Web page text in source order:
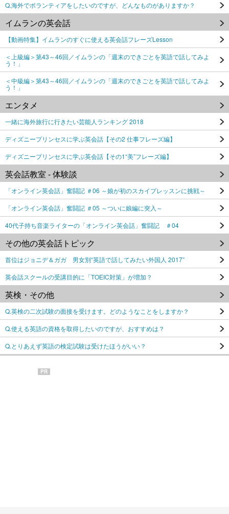
Q.海外でボランティアをしたいのですが、どんなものがありますか？
イムランの英会話
【動画特集】イムランのすぐに使える英会話フレーズLesson
＜上級編＞第43～46回／イムランの「週末のできごとを英語で話してみよ
う！」
＜中級編＞第43～46回／イムランの「週末のできごとを英語で話してみよ
う！」
エンタメ
一緒に海外旅行に行きたい芸能人ランキング 2018
ディズニープリンセスに学ぶ英会話【その2 仕事フレーズ編】
ディズニープリンセスに学ぶ英会話【その1“美”フレーズ編】
英会話教室 - 体験談
「オンライン英会話」奮闘記 ＃06 ～娘が初のスカイプレッスンに挑戦～
「オンライン英会話」奮闘記 ＃05 ～ついに娘編に突入～
40代子持ち音楽ライターの「オンライン英会話」奮闘記 ＃04
その他の英会話トピック
首位はジョニデ＆ガガ 男女別“英語で話してみたい外国人 2017”
英会話スクールの受講目的に「TOEIC対策」が増加？
英検・その他
Q.英検の二次試験の面接を受けます。どのようなことをしますか？
Q.使える英語の資格を取得したいのですが、おすすめは？
Q.とりあえず英語の検定試験は受けたほうがいい？
PR